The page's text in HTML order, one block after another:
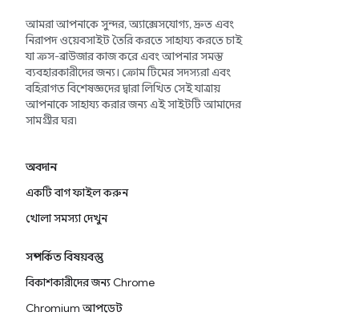
আমরা আপনাকে সুন্দর, অ্যাক্সেসযোগ্য, দ্রুত এবং
নিরাপদ ওয়েবসাইট তৈরি করতে সাহায্য করতে চাই
যা ক্রস-ব্রাউজার কাজ করে এবং আপনার সমস্ত
ব্যবহারকারীদের জন্য। ক্রোম টিমের সদস্যরা এবং
বহিরাগত বিশেষজ্ঞদের দ্বারা লিখিত সেই যাত্রায়
আপনাকে সাহায্য করার জন্য এই সাইটটি আমাদের
সামগ্রীর ঘর৷
অবদান
একটি বাগ ফাইল করুন
খোলা সমস্যা দেখুন
সম্পর্কিত বিষয়বস্তু
বিকাশকারীদের জন্য Chrome
Chromium আপডেট